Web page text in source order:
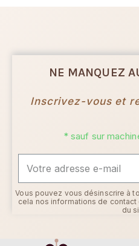
NE MANQUEZ
Inscrivez-vous et
* sauf sur
Vous pouvez vous désinscrire à
cela nos informations de
du